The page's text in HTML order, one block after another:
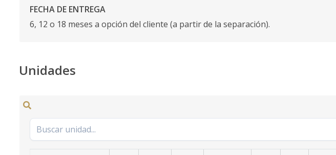
FECHA DE ENTREGA
6, 12 o 18 meses a opción del cliente (a partir de la separación).
Unidades